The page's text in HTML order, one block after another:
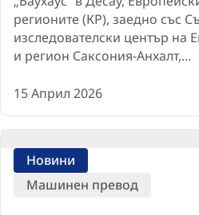
регионите (КР), заедно със
изследователски център на
и регион Саксония-Анхалт,…
15 Април 2026
Новини
Машинен превод